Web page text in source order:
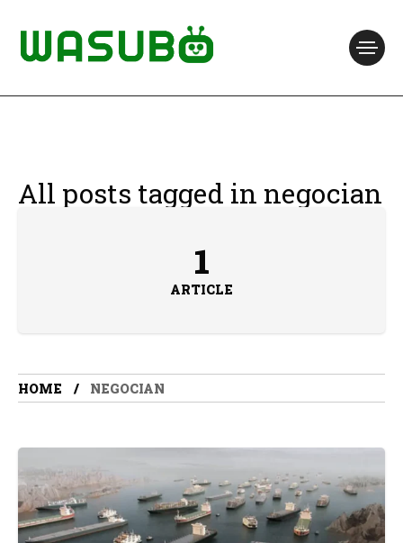
All posts tagged in negocian
1
ARTICLE
HOME NEGOCIAN